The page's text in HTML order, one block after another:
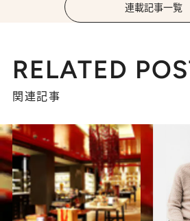
連載記事一覧
RELATED
関連記事